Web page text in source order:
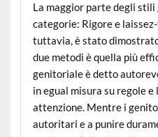
La maggior parte degli
categorie: Rigore e
tuttavia, è stato
due metodi è quella più
genitoriale è detto
in egual misura su regole
attenzione. Mentre i
autoritari e a punire